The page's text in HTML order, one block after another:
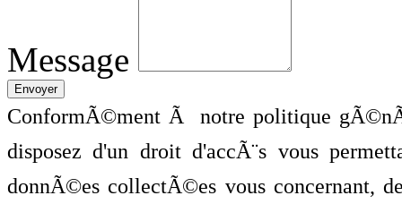
Message
ConformÃ©ment Ã notre politique
disposez d'un droit d'accÃ¨s vous
donnÃ©es collectÃ©es vous concernant,